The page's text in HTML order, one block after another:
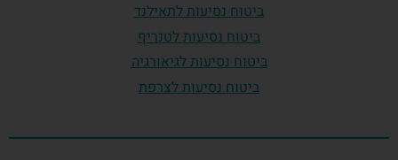
ביטוח נסיעות לתאילנד
ביטוח נסיעות לטנריף
ביטוח נסיעות לגיאורגיה
ביטוח נסיעות לצרפת